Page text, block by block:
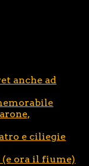
anche ad
e ciliegie
(e ora il fiume)